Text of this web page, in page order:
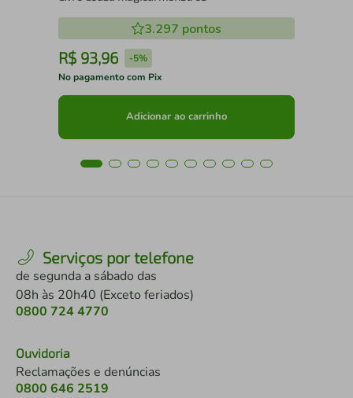
3.297 pontos
R$ 93,96 -5%
No pagamento com Pix
Adicionar ao carrinho
Serviços por telefone
de segunda a sábado das
08h às 20h40 (Exceto feriados)
0800 724 4770
Ouvidoria
Reclamações e denúncias
0800 646 2519